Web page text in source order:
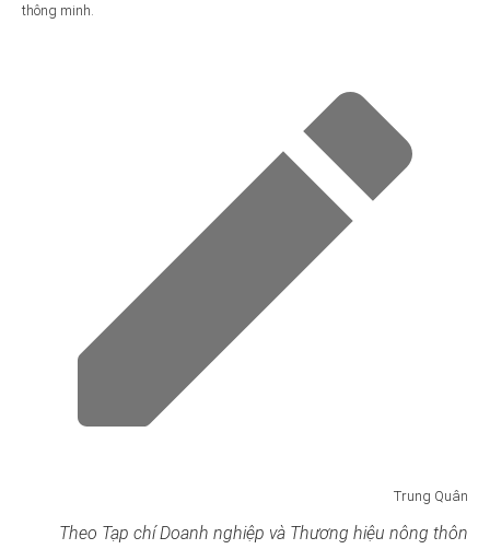
thông minh.
Trung Quân
Theo Tạp chí Doanh nghiệp và Thương hiệu nông thôn